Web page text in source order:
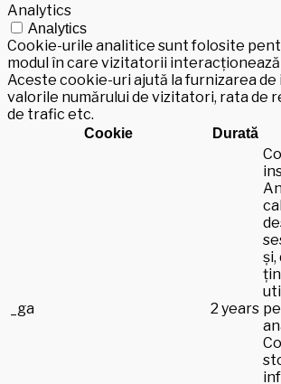
Analytics
Analytics
Cookie-urile analitice sunt folosite
modul în care vizitatorii interacționează
Aceste cookie-uri ajută la furnizarea
valorile numărului de vizitatori, rata de
de trafic etc.
Cookie Durată
_ga 2 years
și,